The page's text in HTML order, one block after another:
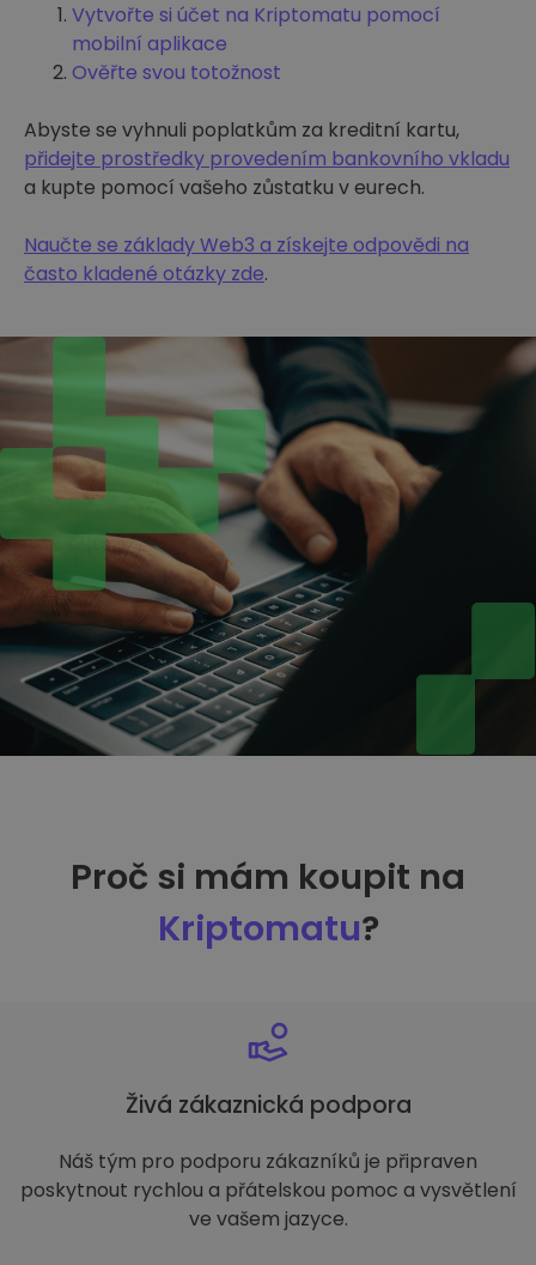
Vytvořte si účet na Kriptomatu pomocí
mobilní aplikace
Ověřte svou totožnost
Abyste se vyhnuli poplatkům za kreditní kartu,
přidejte prostředky provedením bankovního vkladu
a kupte pomocí vašeho zůstatku v eurech.
Naučte se základy Web3 a získejte odpovědi na
často kladené otázky zde.
Proč si mám koupit na
Kriptomatu?
Živá zákaznická podpora
Náš tým pro podporu zákazníků je připraven
poskytnout rychlou a přátelskou pomoc a vysvětlení
ve vašem jazyce.